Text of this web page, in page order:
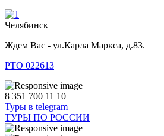
Челябинск
Ждем Вас - ул.Карла Маркса, д.83.
РТО 022613
8 351 700 11 10
Туры в telegram
ТУРЫ ПО РОССИИ